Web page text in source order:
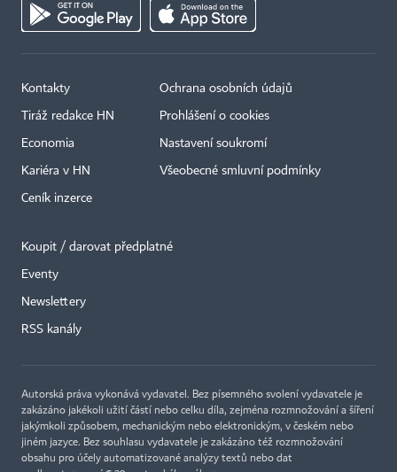
Kontakty
Tiráž redakce HN
Economia
Kariéra v HN
Ceník inzerce
Ochrana osobních údajů
Prohlášení o cookies
Nastavení soukromí
Všeobecné smluvní podmínky
Koupit / darovat předplatné
Eventy
Newslettery
RSS kanály
Autorská práva vykonává vydavatel. Bez písemného svolení vydavatele je
zakázáno jakékoli užití částí nebo celku díla, zejména rozmnožování a šíření
jakýmkoli způsobem, mechanickým nebo elektronickým, v českém nebo
jiném jazyce. Bez souhlasu vydavatele je zakázáno též rozmnožování
obsahu pro účely automatizované analýzy textů nebo dat